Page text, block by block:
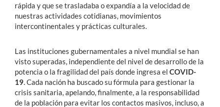
rápida y que se trasladaba o expandía a la velocidad de
nuestras actividades cotidianas, movimientos
intercontinentales y prácticas culturales.
Las instituciones gubernamentales a nivel mundial se han
visto superadas, independiente del nivel de desarrollo de la
potencia o la fragilidad del país donde ingresa el COVID-
19. Cada nación ha buscado su fórmula para gestionar la
crisis sanitaria, apelando, finalmente, a la responsabilidad
de la población para evitar los contactos masivos, incluso, a